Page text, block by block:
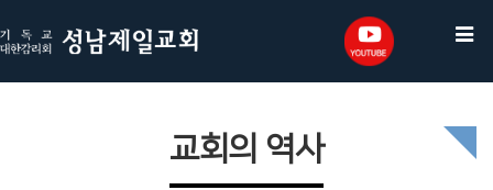
교회의 역사